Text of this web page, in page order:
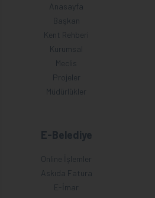
Anasayfa
Başkan
Kent Rehberi
Kurumsal
Meclis
Projeler
Müdürlükler
E-Belediye
Online İşlemler
Askıda Fatura
E-İmar